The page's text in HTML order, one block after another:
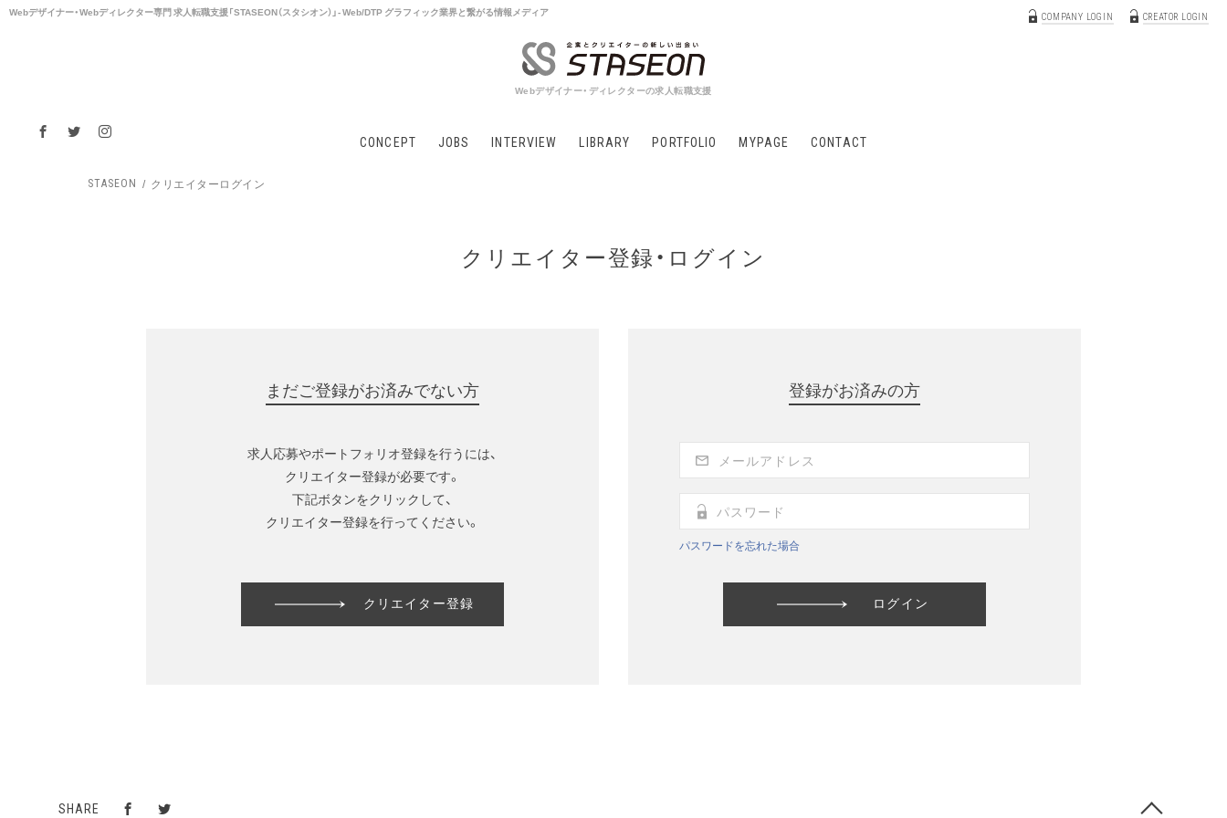
Webデザイナー・Webディレクター専⾨ 求⼈転職支援「STASEON（スタシオン）」- Web/DTP グラフィック業界と繋がる情報メディア
Webデザイナー・ディレクターの求人転職支援
CONCEPT JOBS INTERVIEW LIBRARY PORTFOLIO MYPAGE CONTACT
COMPANY LOGIN CREATOR LOGIN
STASEON クリエイターログイン
クリエイター登録・ログイン
まだご登録がお済みでない方
求人応募やポートフォリオ登録を行うには、
クリエイター登録が必要です。
下記ボタンをクリックして、
クリエイター登録を行ってください。
クリエイター登録
登録がお済みの方
パスワードを忘れた場合
SHARE